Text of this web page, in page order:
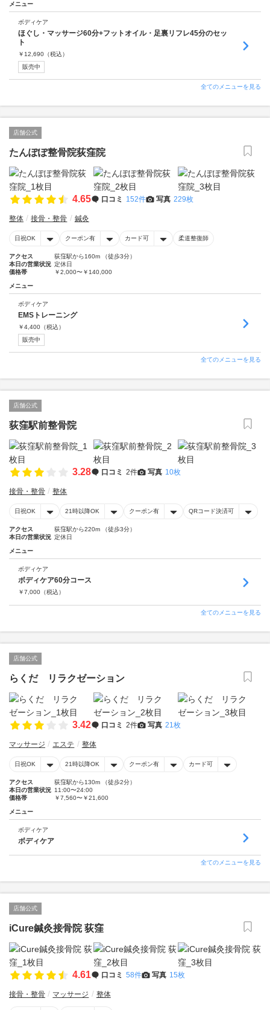
メニュー
ボディケア
ほぐし・マッサージ60分+フットオイル・足裏リフレ45分のセッ
ト
￥ 12,690 （税込）
販売中
全てのメニューを見る
店舗公式
たんぽぽ整骨院荻窪院
4.65 口コミ 152件 写真 229枚
整体 接骨・整骨 鍼灸
日祝OK クーポン有 カード可 柔道整復師
アクセス
荻窪駅から160m （徒歩3分）
本日の営業状況 定休日
価格帯
￥2,000〜￥140,000
メニュー
ボディケア
EMSトレーニング
￥4,400 （税込）
販売中
全てのメニューを見る
店舗公式
荻窪駅前整骨院
3.28 口コミ 2件 写真 10枚
接骨・整骨 整体
日祝OK 21時以降OK クーポン有 QRコード決済可
アクセス
荻窪駅から220m （徒歩3分）
本日の営業状況 定休日
メニュー
ボディケア
ボディケア60分コース
￥7,000 （税込）
全てのメニューを見る
店舗公式
らくだ リラクゼーション
3.42 口コミ 2件 写真 21枚
マッサージ エステ 整体
日祝OK 21時以降OK クーポン有 カード可
アクセス
荻窪駅から130m （徒歩2分）
本日の営業状況 11:00〜24:00
価格帯
￥7,560〜￥21,600
メニュー
ボディケア
ボディケア
全てのメニューを見る
店舗公式
iCure鍼灸接骨院 荻窪
4.61 口コミ 58件 写真 15枚
接骨・整骨 マッサージ 整体